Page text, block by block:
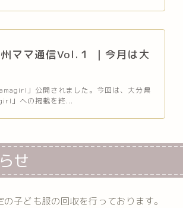
ママ通信Vol.１ ｜今月は大
」公開されました。今回は、大分県
」への掲載を終...
せ
子ども服の回収を行っております。